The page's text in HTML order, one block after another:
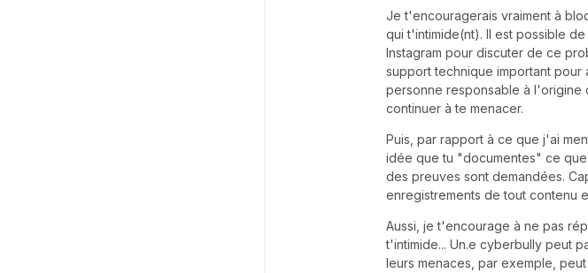
Je t'encouragerais vraiment à
qui t'intimide(nt). Il est possible
Instagram pour discuter de ce
support technique important pour
personne responsable à l'origine
continuer à te menacer.
Puis, par rapport à ce que j'ai
idée que tu "documentes" ce
des preuves sont demandées.
enregistrements de tout contenu
Aussi, je t'encourage à ne pas
t'intimide... Un.e cyberbully peut
leurs menaces, par exemple,